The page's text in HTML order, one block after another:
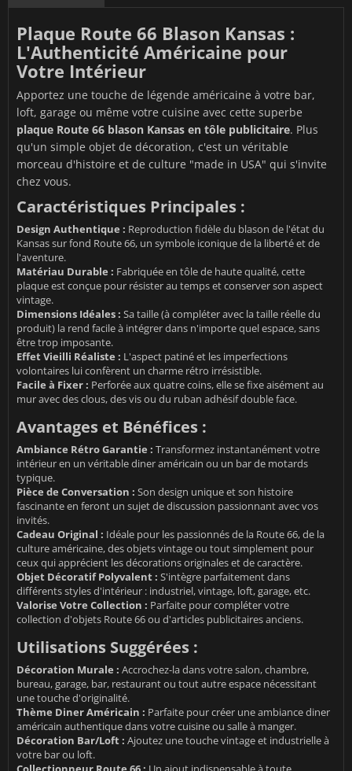
Plaque Route 66 Blason Kansas :
L'Authenticité Américaine pour
Votre Intérieur
Apportez une touche de légende américaine à votre bar,
loft, garage ou même votre cuisine avec cette superbe
plaque Route 66 blason Kansas en tôle publicitaire. Plus
qu'un simple objet de décoration, c'est un véritable
morceau d'histoire et de culture "made in USA" qui s'invite
chez vous.
Caractéristiques Principales :
Design Authentique : Reproduction fidèle du blason de l'état du
Kansas sur fond Route 66, un symbole iconique de la liberté et de
l'aventure.
Matériau Durable : Fabriquée en tôle de haute qualité, cette
plaque est conçue pour résister au temps et conserver son aspect
vintage.
Dimensions Idéales : Sa taille (à compléter avec la taille réelle du
produit) la rend facile à intégrer dans n'importe quel espace, sans
être trop imposante.
Effet Vieilli Réaliste : L'aspect patiné et les imperfections
volontaires lui confèrent un charme rétro irrésistible.
Facile à Fixer : Perforée aux quatre coins, elle se fixe aisément au
mur avec des clous, des vis ou du ruban adhésif double face.
Avantages et Bénéfices :
Ambiance Rétro Garantie : Transformez instantanément votre
intérieur en un véritable diner américain ou un bar de motards
typique.
Pièce de Conversation : Son design unique et son histoire
fascinante en feront un sujet de discussion passionnant avec vos
invités.
Cadeau Original : Idéale pour les passionnés de la Route 66, de la
culture américaine, des objets vintage ou tout simplement pour
ceux qui apprécient les décorations originales et de caractère.
Objet Décoratif Polyvalent : S'intègre parfaitement dans
différents styles d'intérieur : industriel, vintage, loft, garage, etc.
Valorise Votre Collection : Parfaite pour compléter votre
collection d'objets Route 66 ou d'articles publicitaires anciens.
Utilisations Suggérées :
Décoration Murale : Accrochez-la dans votre salon, chambre,
bureau, garage, bar, restaurant ou tout autre espace nécessitant
une touche d'originalité.
Thème Diner Américain : Parfaite pour créer une ambiance diner
américain authentique dans votre cuisine ou salle à manger.
Décoration Bar/Loft : Ajoutez une touche vintage et industrielle à
votre bar ou loft.